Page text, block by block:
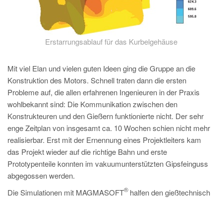
Erstarrungsablauf für das Kurbelgehäuse
Mit viel Elan und vielen guten Ideen ging die Gruppe an die
Konstruktion des Motors. Schnell traten dann die ersten
Probleme auf, die allen erfahrenen Ingenieuren in der Praxis
wohlbekannt sind: Die Kommunikation zwischen den
Konstrukteuren und den Gießern funktionierte nicht. Der sehr
enge Zeitplan von insgesamt ca. 10 Wochen schien nicht mehr
realisierbar. Erst mit der Ernennung eines Projektleiters kam
das Projekt wieder auf die richtige Bahn und erste
Prototypenteile konnten im vakuumunterstützten Gipsfeinguss
abgegossen werden.
Die Simulationen mit MAGMASOFT
®halfen den gießtechnisch